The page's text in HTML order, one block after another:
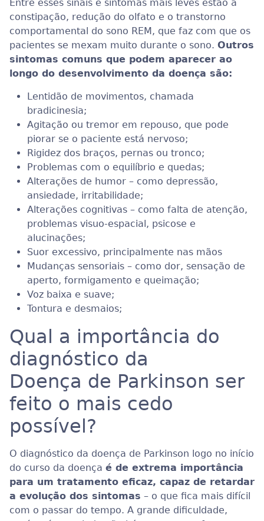
Entre esses sinais e sintomas mais leves estão a
constipação, redução do olfato e o transtorno
comportamental do sono REM, que faz com que os
pacientes se mexam muito durante o sono. Outros
sintomas comuns que podem aparecer ao
longo do desenvolvimento da doença são:
Lentidão de movimentos, chamada
bradicinesia;
Agitação ou tremor em repouso, que pode
piorar se o paciente está nervoso;
Rigidez dos braços, pernas ou tronco;
Problemas com o equilíbrio e quedas;
Alterações de humor – como depressão,
ansiedade, irritabilidade;
Alterações cognitivas – como falta de atenção,
problemas visuo-espacial, psicose e
alucinações;
Suor excessivo, principalmente nas mãos
Mudanças sensoriais – como dor, sensação de
aperto, formigamento e queimação;
Voz baixa e suave;
Tontura e desmaios;
Qual a importância do
diagnóstico da
Doença de Parkinson ser
feito o mais cedo
possível?
O diagnóstico da doença de Parkinson logo no início
do curso da doença é de extrema importância
para um tratamento eficaz, capaz de retardar
a evolução dos sintomas – o que fica mais difícil
com o passar do tempo. A grande dificuldade,